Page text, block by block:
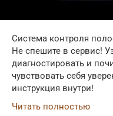
Система контроля
Не спешите в сервис!
диагностировать и
чувствовать себя
инструкция внутри!
Читать полностью